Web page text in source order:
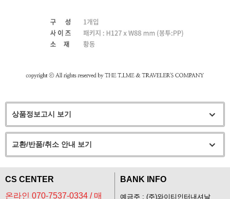
상품정보고시 보기
교환/반품/취소 안내 보기
CS CENTER
온라인 070-7537-0334 / 매
BANK INFO
예금주 : (주)와이티인터내셔날